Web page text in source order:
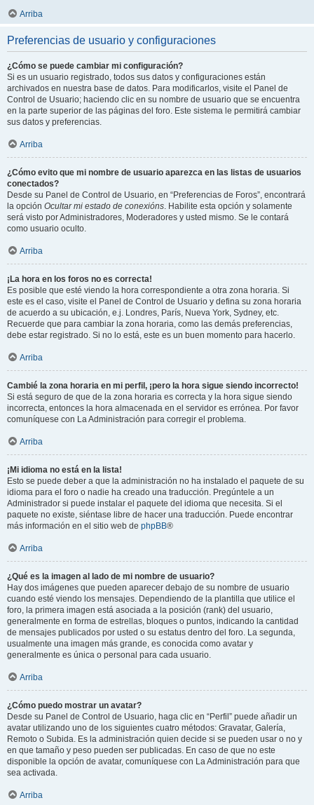
Arriba
Preferencias de usuario y configuraciones
¿Cómo se puede cambiar mi configuración?
Si es un usuario registrado, todos sus datos y configuraciones están
archivados en nuestra base de datos. Para modificarlos, visite el Panel de
Control de Usuario; haciendo clic en su nombre de usuario que se encuentra
en la parte superior de las páginas del foro. Este sistema le permitirá cambiar
sus datos y preferencias.
Arriba
¿Cómo evito que mi nombre de usuario aparezca en las listas de usuarios
conectados?
Desde su Panel de Control de Usuario, en “Preferencias de Foros”, encontrará
la opción Ocultar mi estado de conexións. Habilite esta opción y solamente
será visto por Administradores, Moderadores y usted mismo. Se le contará
como usuario oculto.
Arriba
¡La hora en los foros no es correcta!
Es posible que esté viendo la hora correspondiente a otra zona horaria. Si
este es el caso, visite el Panel de Control de Usuario y defina su zona horaria
de acuerdo a su ubicación, e.j. Londres, París, Nueva York, Sydney, etc.
Recuerde que para cambiar la zona horaria, como las demás preferencias,
debe estar registrado. Si no lo está, este es un buen momento para hacerlo.
Arriba
Cambié la zona horaria en mi perfil, ¡pero la hora sigue siendo incorrecto!
Si está seguro de que de la zona horaria es correcta y la hora sigue siendo
incorrecta, entonces la hora almacenada en el servidor es errónea. Por favor
comuníquese con La Administración para corregir el problema.
Arriba
¡Mi idioma no está en la lista!
Esto se puede deber a que la administración no ha instalado el paquete de su
idioma para el foro o nadie ha creado una traducción. Pregúntele a un
Administrador si puede instalar el paquete del idioma que necesita. Si el
paquete no existe, siéntase libre de hacer una traducción. Puede encontrar
más información en el sitio web de phpBB®
Arriba
¿Qué es la imagen al lado de mi nombre de usuario?
Hay dos imágenes que pueden aparecer debajo de su nombre de usuario
cuando esté viendo los mensajes. Dependiendo de la plantilla que utilice el
foro, la primera imagen está asociada a la posición (rank) del usuario,
generalmente en forma de estrellas, bloques o puntos, indicando la cantidad
de mensajes publicados por usted o su estatus dentro del foro. La segunda,
usualmente una imagen más grande, es conocida como avatar y
generalmente es única o personal para cada usuario.
Arriba
¿Cómo puedo mostrar un avatar?
Desde su Panel de Control de Usuario, haga clic en “Perfil” puede añadir un
avatar utilizando uno de los siguientes cuatro métodos: Gravatar, Galería,
Remoto o Subida. Es la administración quien decide si se pueden usar o no y
en que tamaño y peso pueden ser publicadas. En caso de que no este
disponible la opción de avatar, comuníquese con La Administración para que
sea activada.
Arriba